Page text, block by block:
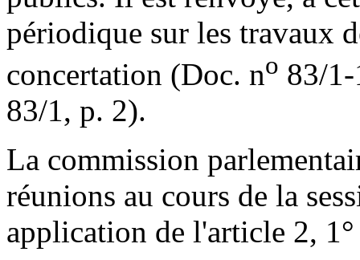
périodique sur les travaux
concertation (Doc. no 83/
83/1, p. 2).
La commission
réunions au cours de la
application de l'article 2,